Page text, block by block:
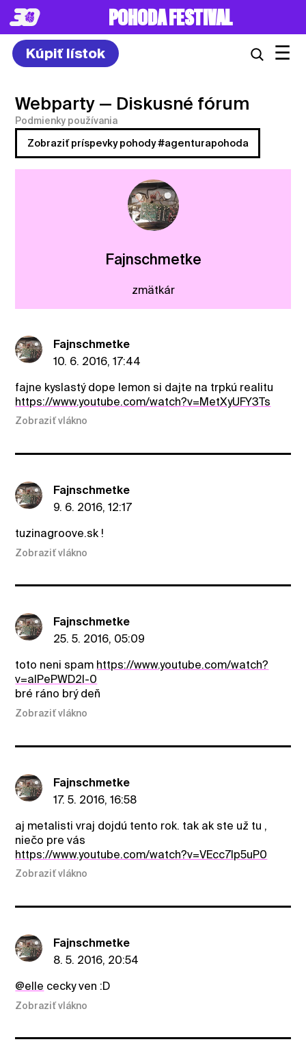
POHODA FESTIVAL
Kúpiť lístok ☰
Webparty — Diskusné fórum
Podmienky používania
Zobraziť príspevky pohody #agenturapohoda
Fajnschmetke
zmätkár
Fajnschmetke
10. 6. 2016, 17:44
fajne kyslastý dope lemon si dajte na trpkú realitu
https://www.youtube.com/watch?v=MetXyUFY3Ts
Zobraziť vlákno
Fajnschmetke
9. 6. 2016, 12:17
tuzinagroove.sk !
Zobraziť vlákno
Fajnschmetke
25. 5. 2016, 05:09
toto neni spam https://www.youtube.com/watch?
v=aIPePWD2I-0
bré ráno brý deň
Zobraziť vlákno
Fajnschmetke
17. 5. 2016, 16:58
aj metalisti vraj dojdú tento rok. tak ak ste už tu ,
niečo pre vás
https://www.youtube.com/watch?v=VEcc7lp5uP0
Zobraziť vlákno
Fajnschmetke
8. 5. 2016, 20:54
@elle cecky ven :D
Zobraziť vlákno